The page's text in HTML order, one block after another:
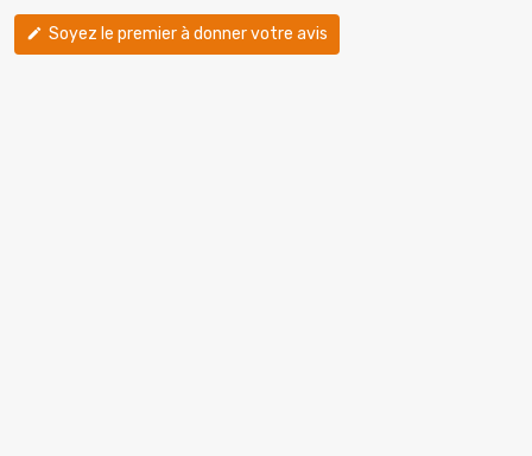
edit Soyez le premier à donner votre avis